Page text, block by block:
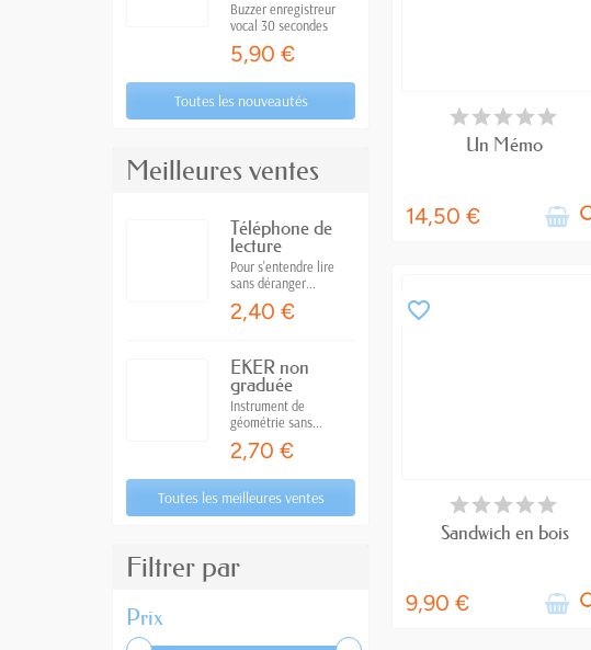
Buzzer enregistreur
vocal 30 secondes
5,90 €
Toutes les nouveautés
Meilleures ventes
Téléphone de
lecture
Pour s'entendre lire
sans déranger...
2,40 €
EKER non
graduée
Instrument de
géométrie sans...
2,70 €
Toutes les meilleures ventes
Filtrer par
Prix
RUPTURE DE STOCK
Un Mémo
14,50 €
RUPTURE DE STOCK
favorite_border
Sandwich en bois
9,90 €